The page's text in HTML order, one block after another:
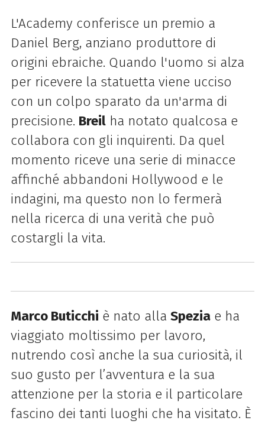
L'Academy conferisce un premio a
Daniel Berg, anziano produttore di
origini ebraiche. Quando l'uomo si alza
per ricevere la statuetta viene ucciso
con un colpo sparato da un'arma di
precisione. Breilha notato qualcosa e
collabora con gli inquirenti. Da quel
momento riceve una serie di minacce
affinché abbandoni Hollywood e le
indagini, ma questo non lo fermerà
nella ricerca di una verità che può
costargli la vita.
Marco Buticchi è nato alla Speziae ha
viaggiato moltissimo per lavoro,
nutrendo così anche la sua curiosità, il
suo gusto per l’avventura e la sua
attenzione per la storia e il particolare
fascino dei tanti luoghi che ha visitato. È